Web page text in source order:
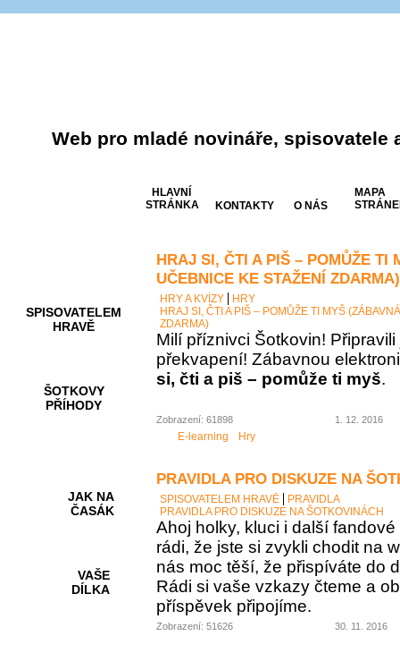
Web pro mladé novináře, spisovatele
HLAVNÍ
STRÁNKA
KONTAKTY O NÁS
MAPA
SPISOVATELEM
HRAVĚ
ŠOTKOVY
PŘÍHODY
JAK NA
ČASÁK
VAŠE
DÍLKA
HRAJ SI, ČTI A PIŠ – POMŮŽE TI
UČEBNICE KE STAŽENÍ ZDARMA)
HRY A KVÍZY
HRY
HRAJ SI, ČTI A PIŠ – POMŮŽE TI MYŠ
ZDARMA)
Milí příznivci Šotkovin!
překvapení! Zábavnou
si, čti a piš – pomůže ti myš.
Zobrazení: 61898 1. 12. 2016
E-learning Hry
PRAVIDLA PRO DISKUZE NA
SPISOVATELEM HRAVĚ
PRAVIDLA
PRAVIDLA PRO DISKUZE NA ŠOTKOVINÁCH
Ahoj holky, kluci i další
rádi, že jste si zvykli chodit na
nás moc těší, že přispíváte do
Rádi si vaše vzkazy čteme a
příspěvek připojíme.
Zobrazení: 51626 30. 11. 2016